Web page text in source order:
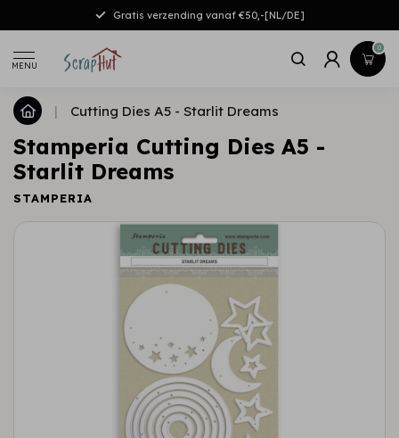
Gratis verzending vanaf €50,-[NL/DE]
MENU
0
| Cutting Dies A5 - Starlit Dreams
Stamperia Cutting Dies A5 -
Starlit Dreams
STAMPERIA